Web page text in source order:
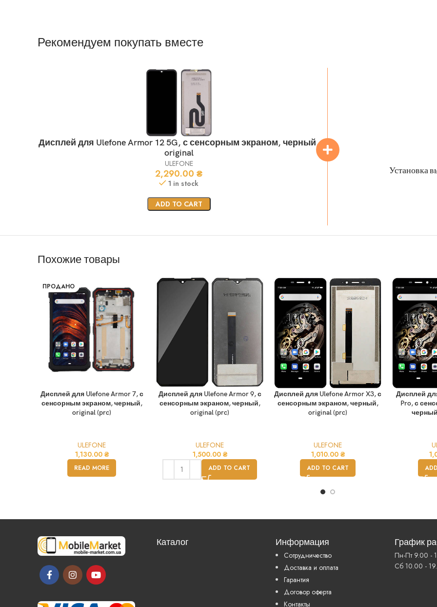
Рекомендуем покупать вместе
Дисплей для Ulefone Armor 12 5G, с сенсорным экраном, черный,
original
ULEFONE
2,290.00 ₴
1 in stock
ADD TO CART
Установка
Похожие товары
ПРОДАНО
Дисплей для Ulefone Armor 7, с
сенсорным экраном, черный,
original (prc)
ULEFONE
1,130.00 ₴
READ MORE
Дисплей для Ulefone Armor 9, с
сенсорным экраном, черный,
original (prc)
ULEFONE
1,500.00 ₴
ADD TO CART
Дисплей для Ulefone Armor X3, с
сенсорным экраном, черный,
original (prc)
ULEFONE
1,010.00 ₴
ADD TO CART
Дисплей
Pro, с
Каталог Информация
Сотрудничество
Доставка и оплата
Гарантия
Договор оферта
Контакты
График
Пн-Пт 9.00 -
Сб 10.00 -